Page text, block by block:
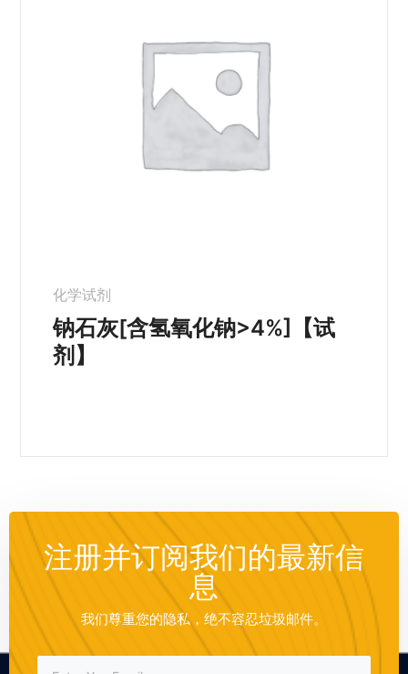
化学试剂
钠石灰[含氢氧化钠>4%]【试
剂】
注册并订阅我们的最新信
息
我们尊重您的隐私，绝不容忍垃圾邮件。